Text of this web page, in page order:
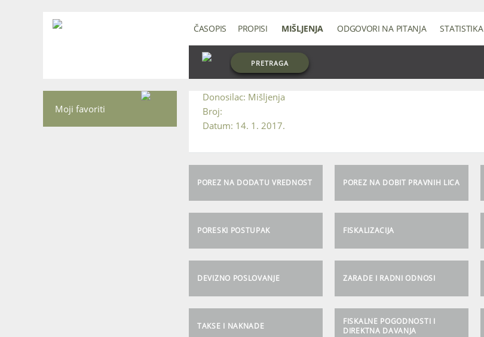
PRETRAGA
ČASOPIS PROPISI MIŠLJENJA ODGOVORI NA PITANJA STATISTIKA
Moji favoriti
Mišljenja
14. 1. 2017.
POREZ NA DODATU VREDNOST POREZ NA DOBIT PRAVNIH LICA
PORESKI POSTUPAK FISKALIZACIJA
DEVIZNO POSLOVANJE ZARADE I RADNI ODNOSI
TAKSE I NAKNADE
FISKALNE POGODNOSTI I
DIREKTNA DAVANJA